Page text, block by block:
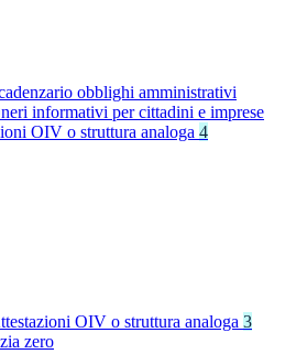
obblighi amministrativi
informativi per cittadini e imprese
OIV o struttura analoga 4
OIV o struttura analoga 3
zero